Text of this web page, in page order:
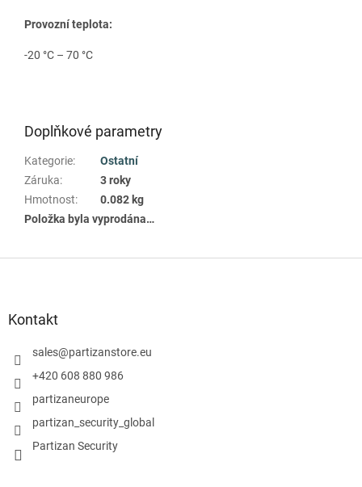
Provozní teplota:
-20 °C – 70 °C
Doplňkové parametry
Kategorie:
Ostatní
Záruka:
3 roky
Hmotnost:
0.082 kg
Položka byla vyprodána…
Kontakt
sales@partizanstore.eu
+420 608 880 986
partizaneurope
partizan_security_global
Partizan Security